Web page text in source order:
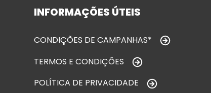
INFORMAÇÕES ÚTEIS
CONDIÇÕES DE CAMPANHAS*
TERMOS E CONDIÇÕES
POLÍTICA DE PRIVACIDADE